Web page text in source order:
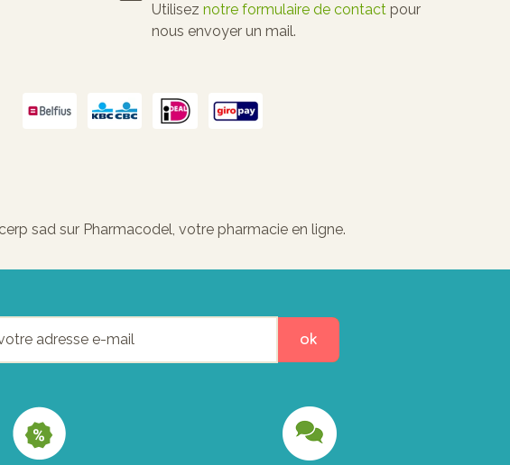
Utilisez notre formulaire de contact pour
nous envoyer un mail.
sad sur Pharmacodel, votre pharmacie en ligne.
ok